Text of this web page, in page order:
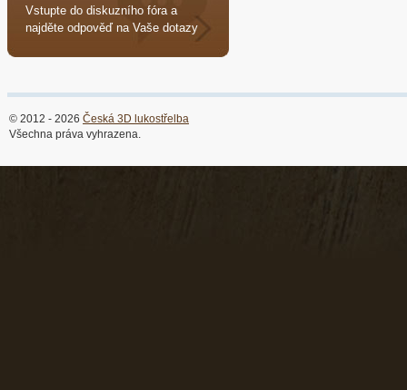
Vstupte do diskuzního fóra a
najděte odpověď na Vaše dotazy
© 2012 - 2026 Česká 3D lukostřelba
Všechna práva vyhrazena.